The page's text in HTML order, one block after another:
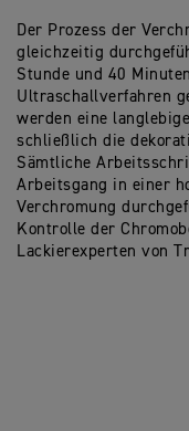
Der Prozess der
gleichzeitig
Stunde und 40
Ultraschallverfahren
werden eine
schließlich die
Sämtliche
Arbeitsgang in einer
Verchromung
Kontrolle der
Lackierexperten von